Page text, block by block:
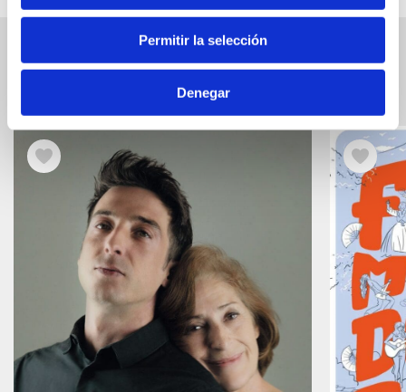
Permitir la selección
Denegar
Eventos relacionados
Ver
Eventos
relacionados